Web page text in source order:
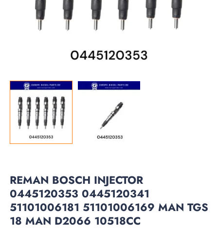
REMAN BOSCH INJECTOR
0445120353 0445120341
51101006181 51101006169 MAN TGS
18 MAN D2066 10518CC